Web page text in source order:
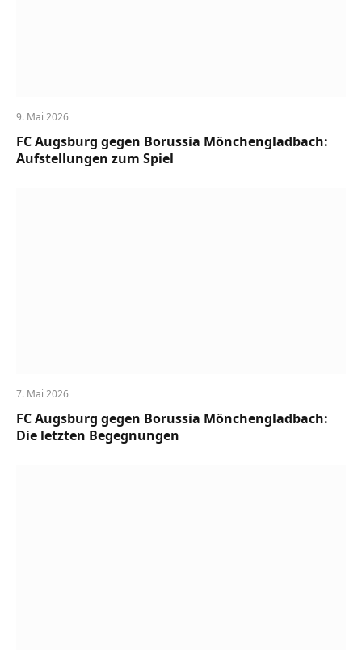
9. Mai 2026
FC Augsburg gegen Borussia Mönchengladbach:
Aufstellungen zum Spiel
7. Mai 2026
FC Augsburg gegen Borussia Mönchengladbach:
Die letzten Begegnungen